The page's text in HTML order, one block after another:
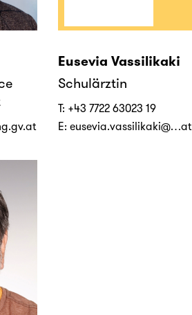
Eusevia Vassilikaki
Schulärztin
T: +43 7722 63023 19
E: eusevia.vassilikaki@…at